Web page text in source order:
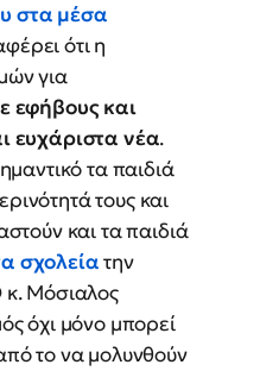
στα μέσα
ότι η
για
εφήβους και
ευχάριστα νέα.
τα παιδιά
τους και
και τα παιδιά
σχολείατην
κ. Μόσιαλος
όχι μόνο μπορεί
το να μολυνθούν